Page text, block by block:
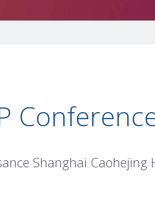
Shanghai Caohejing